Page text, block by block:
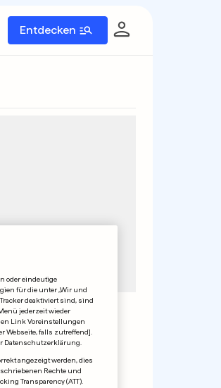
Entdecken
oder eindeutige
für die unter „Wir und
deaktiviert sind, sind
jederzeit wieder
Link Voreinstellungen
Webseite, falls zutreffend].
Datenschutzerklärung.
angezeigt werden, dies
Rechte und
Transparency (ATT).